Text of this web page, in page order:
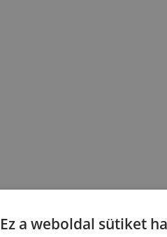
Ez a weboldal sütiket